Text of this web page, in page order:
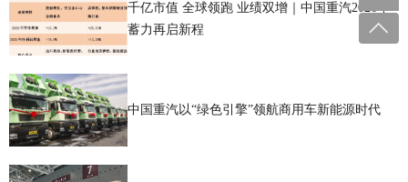
千亿市值 全球领跑 业绩双增｜中国重汽2026年
蓄力再启新程
中国重汽以“绿色引擎”领航商用车新能源时代